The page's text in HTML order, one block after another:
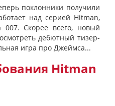
поклонники получили
над серией Hitman,
Скорее всего, новый
дебютный тизер-
игра про Джеймса...
Hitman